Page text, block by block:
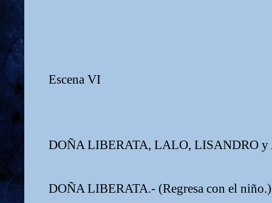
Escena VI
DOÑA LIBERATA, LALO, LISANDRO
DOÑA LIBERATA.- (Regresa con el